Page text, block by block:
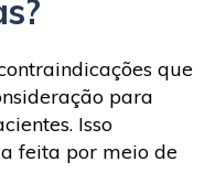
que
para
Isso
feita por meio de